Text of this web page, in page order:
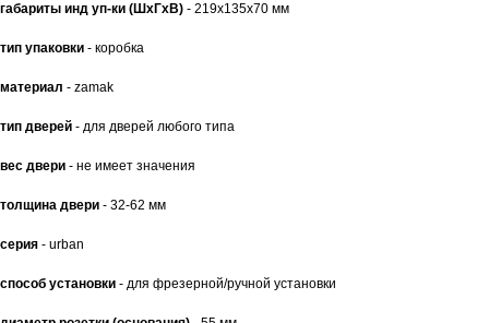
габариты инд уп-ки (ШхГхВ) - 219x135x70 мм
тип упаковки - коробка
материал - zamak
тип дверей - для дверей любого типа
вес двери - не имеет значения
толщина двери - 32-62 мм
серия - urban
способ установки - для фрезерной/ручной установки